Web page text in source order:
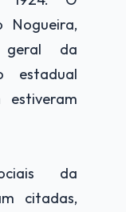
Nogueira,
geral da
estadual
estiveram
da
citadas,